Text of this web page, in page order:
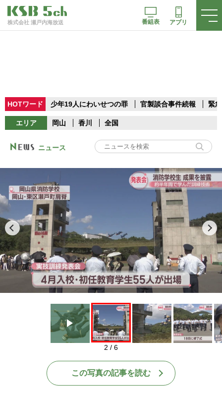
株式会社 瀬戸内海放送 番組表 アプリ
HOTワード 少年19人にわいせつの罪 官製談合事件続報 緊
エリア 岡山 香川 全国
ニュース
Play
2 / 6
この写真の記事を読む